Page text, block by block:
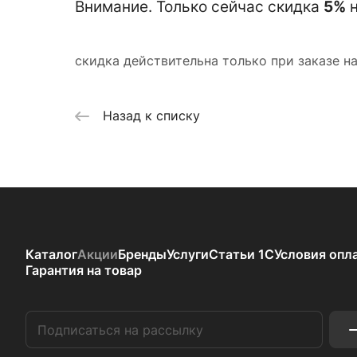
Внимание. Только сейчас скидка 5%
скидка действительна только при заказе
Назад к списку
КаталогАкцииБрендыУслугиСтатьи 1СУсловия
Гарантия на товар